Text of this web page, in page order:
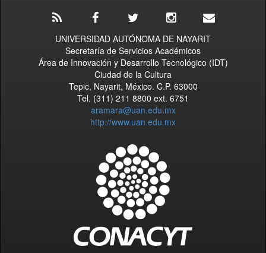
UNIVERSIDAD AUTÓNOMA DE NAYARIT
Secretaría de Servicios Académicos
Área de Innovación y Desarrollo Tecnológico (IDT)
Ciudad de la Cultura
Tepic, Nayarit, México. C.P. 63000
Tel. (311) 211 8800 ext. 6751
aramara@uan.edu.mx
http://www.uan.edu.mx